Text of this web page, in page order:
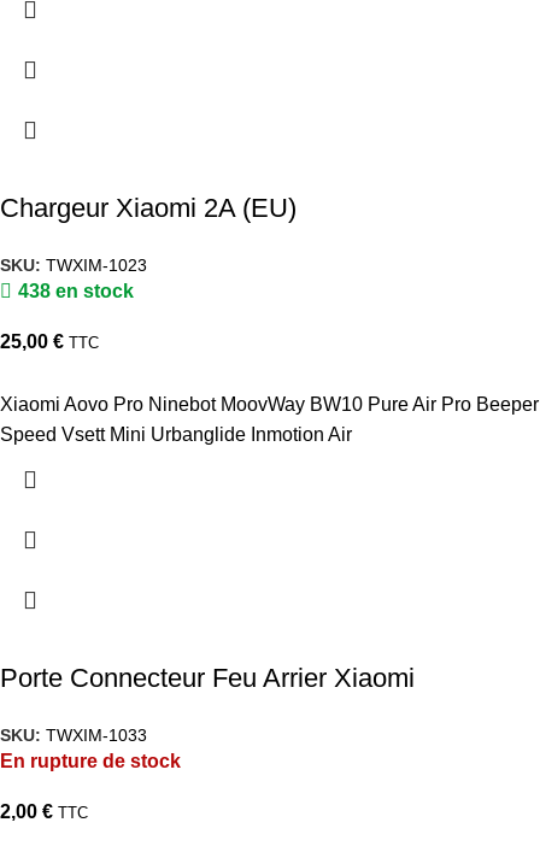
Chargeur Xiaomi 2A (EU)
SKU: TWXIM-1023
438 en stock
25,00 € TTC
Xiaomi Aovo Pro Ninebot MoovWay BW10 Pure Air Pro Beeper
Speed Vsett Mini Urbanglide Inmotion Air
Porte Connecteur Feu Arrier Xiaomi
SKU: TWXIM-1033
En rupture de stock
2,00 € TTC